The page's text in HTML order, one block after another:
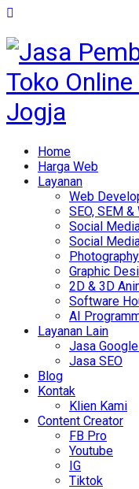
Home
Harga Web
Layanan
Web
SEO, SEM &
Social
Social
Graphic
2D & 3D
Software
AI
Layanan Lain
Jasa
Jasa SEO
Blog
Kontak
Klien Kami
Content Creator
FB Pro
Youtube
IG
Tiktok